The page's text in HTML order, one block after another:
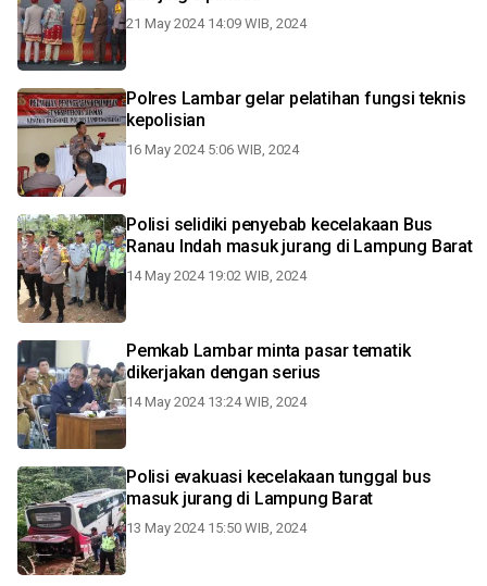
21 May 2024 14:09 WIB, 2024
Polres Lambar gelar pelatihan fungsi teknis
kepolisian
16 May 2024 5:06 WIB, 2024
Polisi selidiki penyebab kecelakaan Bus
Ranau Indah masuk jurang di Lampung Barat
14 May 2024 19:02 WIB, 2024
Pemkab Lambar minta pasar tematik
dikerjakan dengan serius
14 May 2024 13:24 WIB, 2024
Polisi evakuasi kecelakaan tunggal bus
masuk jurang di Lampung Barat
13 May 2024 15:50 WIB, 2024